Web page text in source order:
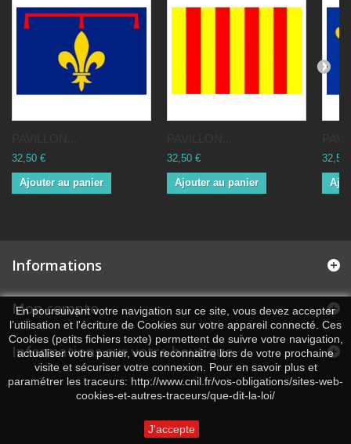
32,50 €
Ajouter au panier
32,50 €
Ajouter au panier
32,50
Informations
Mon compte
Informations sur votre boutique
En poursuivant votre navigation sur ce site, vous devez accepter
l’utilisation et l'écriture de Cookies sur votre appareil connecté. Ces
Cookies (petits fichiers texte) permettent de suivre votre navigation,
actualiser votre panier, vous reconnaitre lors de votre prochaine
visite et sécuriser votre connexion. Pour en savoir plus et
paramétrer les traceurs: http://www.cnil.fr/vos-obligations/sites-web-
cookies-et-autres-traceurs/que-dit-la-loi/
J'accepte